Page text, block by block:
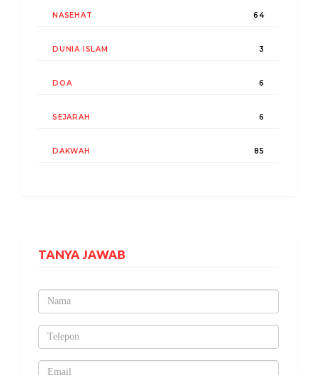
NASEHAT 64
DUNIA ISLAM 3
DOA 6
SEJARAH 6
DAKWAH 85
TANYA JAWAB